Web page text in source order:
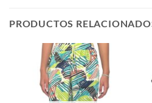
PRODUCTOS